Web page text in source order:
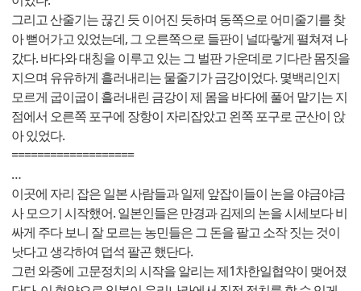
그리고 산줄기는 끊긴 듯 이어진 듯하며 동쪽으로 어미줄기를 찾
아 뻗어가고 있었는데, 그 오른쪽으로 들판이 널따랗게 펼쳐져 나
갔다. 바다와 대칭을 이루고 있는 그 벌판 가운데로 기다란 몸짓을
지으며 유유하게 흘러내리는 물줄기가 금강이었다. 몇백리인지
모르게 굽이굽이 흘러내린 금강이 제 몸을 바다에 풀어 맡기는 지
점에서 오른쪽 포구에 장항이 자리잡았고 왼쪽 포구로 군산이 앉
아 있었다.
===================
…
이곳에 자리 잡은 일본 사람들과 일제 앞잡이들이 논을 야금야금
사 모으기 시작했어. 일본인들은 만경과 김제의 논을 시세보다 비
싸게 주다 보니 잘 모르는 농민들은 그 돈을 팔고 소작 짓는 것이
낫다고 생각하여 덥석 팔곤 했단다.
그런 와중에 고문정치의 시작을 알리는 제1차한일협약이 맺어졌